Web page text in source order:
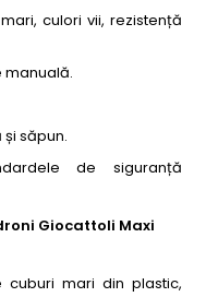
culori vii, rezistență
manuală.
săpun.
de siguranță
Giocattoli Maxi
cuburi mari din plastic,